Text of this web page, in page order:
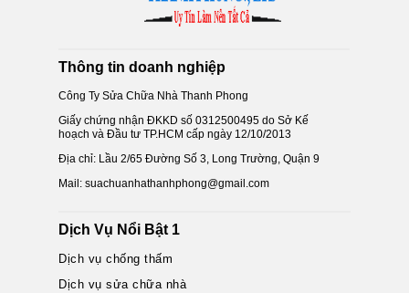
Thông tin doanh nghiệp
Công Ty Sửa Chữa Nhà Thanh Phong
Giấy chứng nhận ĐKKD số 0312500495 do Sở Kế
hoạch và Đầu tư TP.HCM cấp ngày 12/10/2013
Địa chỉ: Lầu 2/65 Đường Số 3, Long Trường, Quận 9
Mail: suachuanhathanhphong@gmail.com
Dịch Vụ Nổi Bật 1
Dịch vụ chống thấm
Dịch vụ sửa chữa nhà